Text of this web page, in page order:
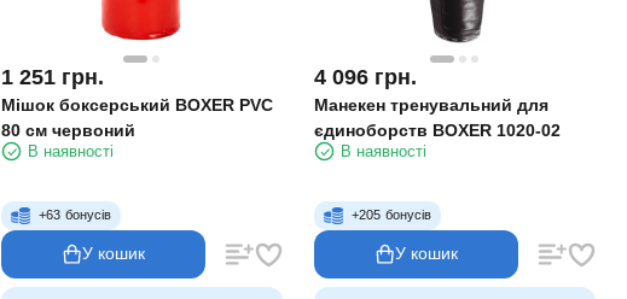
1 251 грн.
Мішок боксерський BOXER PVC
80 см червоний
В наявності
+63 бонусів
У кошик
4 096 грн.
Манекен тренувальний для
єдиноборств BOXER 1020-02
В наявності
+205 бонусів
У кошик